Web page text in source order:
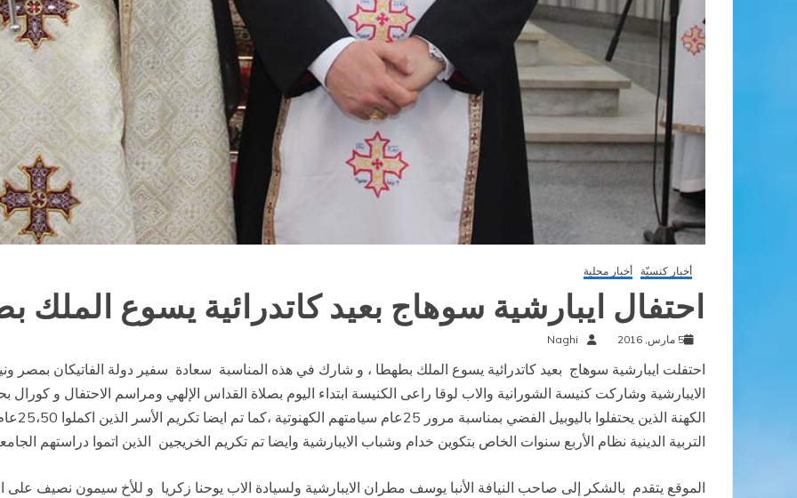
أخبار كنسيّة أخبار محلية
احتفال ايبارشية سوهاج بعيد كاتدرائية يسوع الملك
5 مارس, 2016 Naghi
احتفلت ايبارشية سوهاج بعيد كاتدرائية يسوع الملك بطهطا ، و شارك في هذه المناسبة سعادة سفير دولة الفاتيكان بمصر
الايبارشية وشاركت كنيسة الشورانية والاب لوقا راعى الكنيسة ابتداء اليوم بصلاة القداس الإلهي ومراسم الاحتفال و كورال
الكهنة
التربية الدينية نظام الأربع سنوات الخاص بتكوين خدام وشباب الايبارشية وايضا تم تكريم الخريجين الذين اتموا دراستهم
الموقع يتقدم بالشكر إلى صاحب النيافة الأنبا يوسف مطران الايبارشية ولسيادة الاب يوحنا زكريا و للأخ سيمون نصيف على